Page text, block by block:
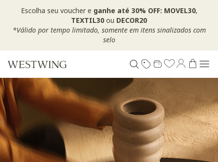
Escolha seu voucher e ganhe até 30% OFF: MOVEL30,
TEXTIL30 ou DECOR20
*Válido por tempo limitado, somente em itens sinalizados com
selo